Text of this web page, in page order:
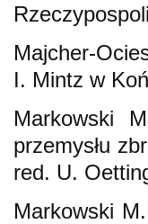
Majcher-
I. Mintz w
Markowski
przemysłu
red. U.
Markowski